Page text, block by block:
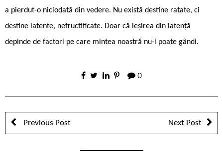
a pierdut-o niciodată din vedere. Nu există destine ratate, ci
destine latente, nefructificate. Doar că ieșirea din latență
depinde de factori pe care mintea noastră nu-i poate gândi.
0
Previous Post Next Post